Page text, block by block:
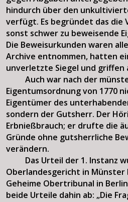
hindurch über den
verfügt. Es begründet das die
sonst schwer zu beweisende
Die Beweisurkunden waren
Archive entnommen, hatten
unverletzte Siegel und griffen
Auch war nach der
Eigentumsordnung von 1770
Eigentümer des
sondern der Gutsherr. Der
Erbnießbrauch; er drufte die
Gründe ohne gutsherrliche
verändern.
Das Urteil der 1. Instanz
Oberlandesgericht in Münster
Geheime Obertribunal in
beide Urteile dahin ab: „Die